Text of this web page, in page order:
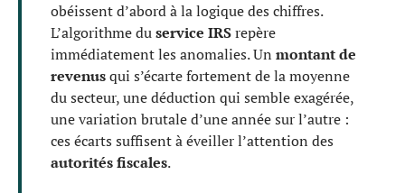
obéissent d’abord à la logique des chiffres.
L’algorithme duservice IRSrepère
immédiatement les anomalies. Un montant de
revenusqui s’écarte fortement de la moyenne
du secteur, une déduction qui semble exagérée,
une variation brutale d’une année sur l’autre :
ces écarts suffisent à éveiller l’attention des
autorités fiscales.